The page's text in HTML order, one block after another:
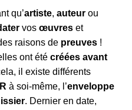
qu’artiste, auteur ou
vos œuvres et
raisons de preuves !
ont été créées avant
il existe différents
à soi-même, l’enveloppe
. Dernier en date,